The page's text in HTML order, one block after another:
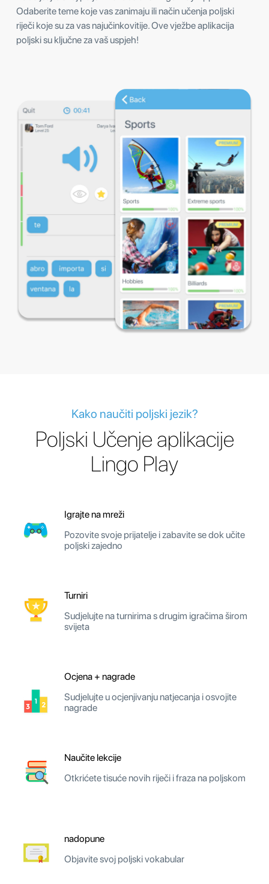
Odaberite teme koje vas zanimaju ili način učenja poljski
riječi koje su za vas najučinkovitije. Ove vježbe aplikacija
poljski su ključne za vaš uspjeh!
Kako naučiti poljski jezik?
Poljski Učenje aplikacije
Lingo Play
Igrajte na mreži
Pozovite svoje prijatelje i zabavite se dok učite
poljski zajedno
Turniri
Sudjelujte na turnirima s drugim igračima širom
svijeta
Ocjena + nagrade
Sudjelujte u ocjenjivanju natjecanja i osvojite
nagrade
Naučite lekcije
Otkrićete tisuće novih riječi i fraza na poljskom
nadopune
Objavite svoj poljski vokabular